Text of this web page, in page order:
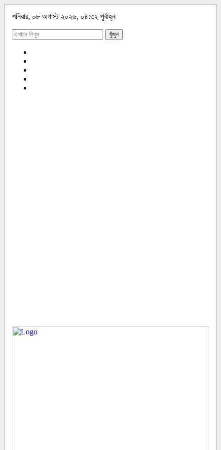
শনিবার, ০৮ অগাস্ট ২০২৬, ০৪:৩২ পূর্বাহ্ন
খুঁজুন